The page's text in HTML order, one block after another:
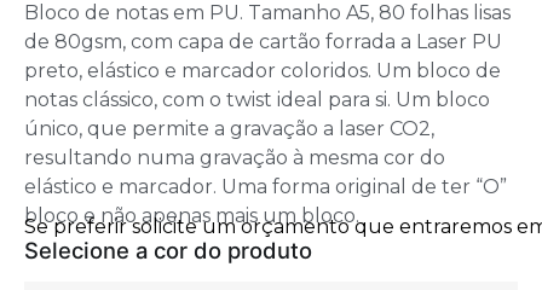
Bloco de notas em PU. Tamanho A5, 80 folhas lisas
de 80gsm, com capa de cartão forrada a Laser PU
preto, elástico e marcador coloridos. Um bloco de
notas clássico, com o twist ideal para si. Um bloco
único, que permite a gravação a laser CO2,
resultando numa gravação à mesma cor do
elástico e marcador. Uma forma original de ter “O”
bloco e não apenas mais um bloco.